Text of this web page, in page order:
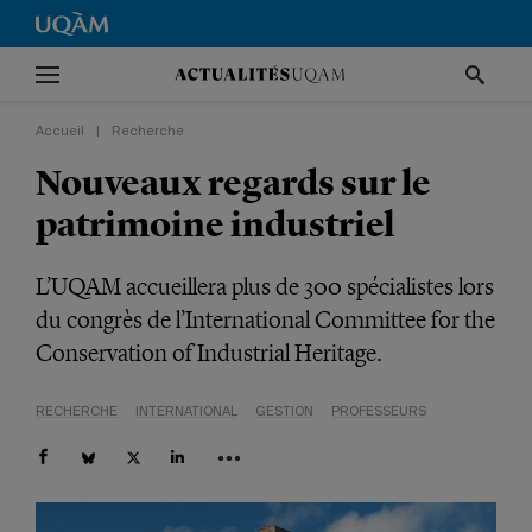
Accueil Recherche
Nouveaux regards sur le
patrimoine industriel
L’UQAM accueillera plus de 300 spécialistes lors
du congrès de l’International Committee for the
Conservation of Industrial Heritage.
RECHERCHE INTERNATIONAL GESTION PROFESSEURS